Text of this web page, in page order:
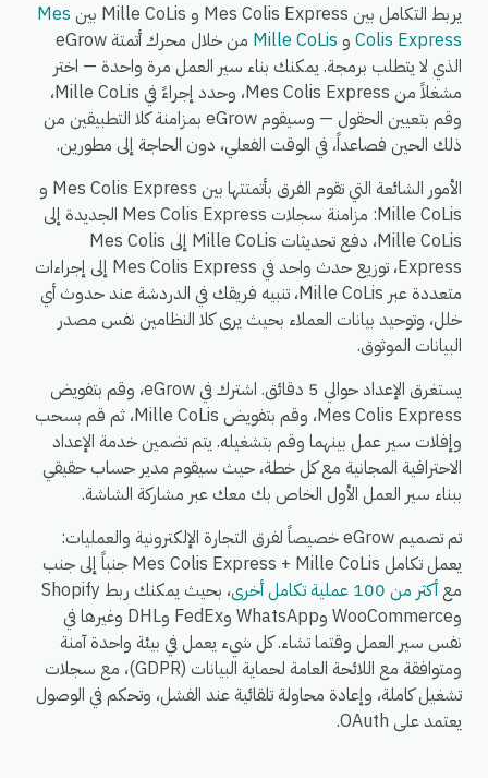
يربط التكامل بين Mes Colis Express و Mille CoLis بين
Mes
Colis Express و Mille CoLis
من خلال محرك أتمتة eGrow
الذي لا يتطلب برمجة. يمكنك بناء سير العمل مرة واحدة — اختر
مشغلاً من Mes Colis Express، وحدد إجراءً في Mille CoLis،
وقم بتعيين الحقول — وسيقوم eGrow بمزامنة كلا التطبيقين من
ذلك الحين فصاعداً، في الوقت الفعلي، دون الحاجة إلى مطورين.
الأمور الشائعة التي تقوم الفرق بأتمتتها بين Mes Colis Express و
Mille CoLis: مزامنة سجلات Mes Colis Express الجديدة إلى
Mille CoLis، دفع تحديثات Mille CoLis إلى Mes Colis
Express، توزيع حدث واحد في Mes Colis Express إلى إجراءات
متعددة عبر Mille CoLis، تنبيه فريقك في الدردشة عند حدوث أي
خلل، وتوحيد بيانات العملاء بحيث يرى كلا النظامين نفس مصدر
البيانات الموثوق.
يستغرق الإعداد حوالي 5 دقائق. اشترك في eGrow، وقم بتفويض
Mes Colis Express، وقم بتفويض Mille CoLis، ثم قم بسحب
وإفلات سير عمل بينهما وقم بتشغيله. يتم تضمين خدمة الإعداد
الاحترافية المجانية مع كل خطة، حيث سيقوم مدير حساب حقيقي
ببناء سير العمل الأول الخاص بك معك عبر مشاركة الشاشة.
تم تصميم eGrow خصيصاً لفرق التجارة الإلكترونية والعمليات:
يعمل تكامل Mes Colis Express + Mille CoLis جنباً إلى جنب
معأكثر من 100 عملية تكامل أخرى
، بحيث يمكنك ربط Shopify
وWooCommerce وWhatsApp وFedEx وDHL وغيرها في
نفس سير العمل وقتما تشاء. كل شيء يعمل في بيئة واحدة آمنة
ومتوافقة مع اللائحة العامة لحماية البيانات (GDPR)، مع سجلات
تشغيل كاملة، وإعادة محاولة تلقائية عند الفشل، وتحكم في الوصول
يعتمد على OAuth.